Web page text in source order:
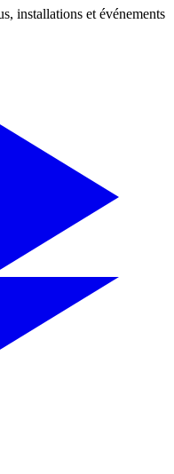
installations et événements